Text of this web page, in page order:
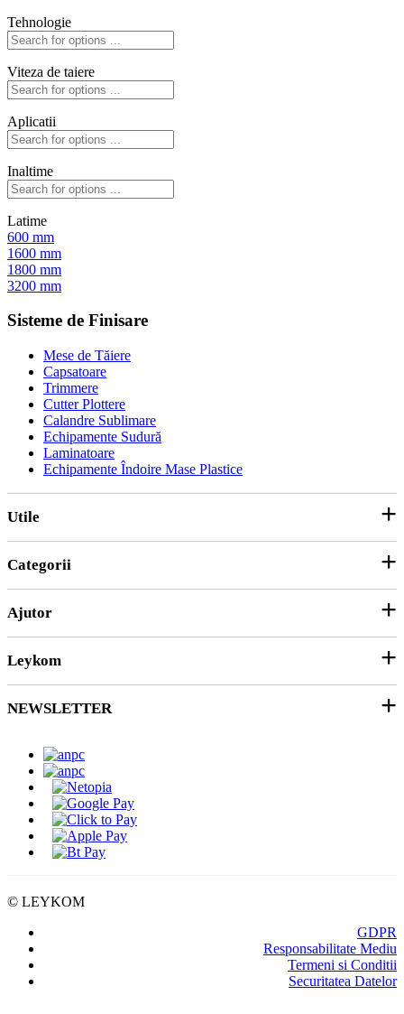
Tehnologie
Viteza de taiere
Aplicatii
Inaltime
Latime
600 mm
1600 mm
1800 mm
3200 mm
Sisteme de Finisare
Mese de Tăiere
Capsatoare
Trimmere
Cutter Plottere
Calandre Sublimare
Echipamente Sudură
Laminatoare
Echipamente Îndoire Mase Plastice
Utile
Parteneri
Categorii
Echipamente și Consumabile
Ambalare
Ajutor
Contact
Leykom
Despre noi
Modalitati de Livrare
NEWSLETTER
© LEYKOM
GDPR
Responsabilitate Mediu
Termeni si Conditii
Securitatea Datelor